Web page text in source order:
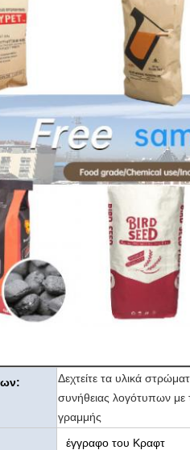
Δεχτείτε τα υλικά
συνήθειας λογότυπων με
γραμμής
έγγραφο του Κραφτ